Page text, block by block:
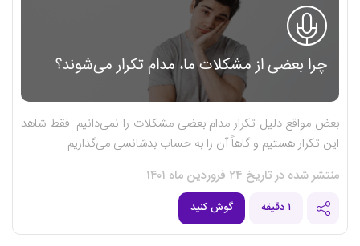
چرا بعضی از مشکلات ما، مدام تکرار می‌شوند؟
بعض مواقع دلیل تکرار مدام بعضی مشکلات را نمی‌دانیم. فقط شاهد
این تکرار هستیم و گاهاً آن را به حساب بدشانسی می‌گذاریم.
منتشر شده در تاریخ ۲۴ فروردین ماه ۱۴۰۱
۱ دقیقه گوش کنید